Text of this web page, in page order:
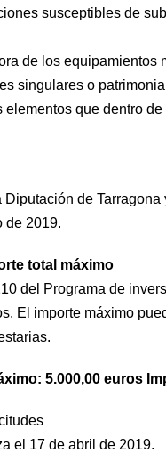
susceptibles de
de los equipamientos
singulares o
que dentro
de
de 2019.
total máximo
del Programa de
El importe máximo
5.000,00 euros
el 17 de abril de 2019.